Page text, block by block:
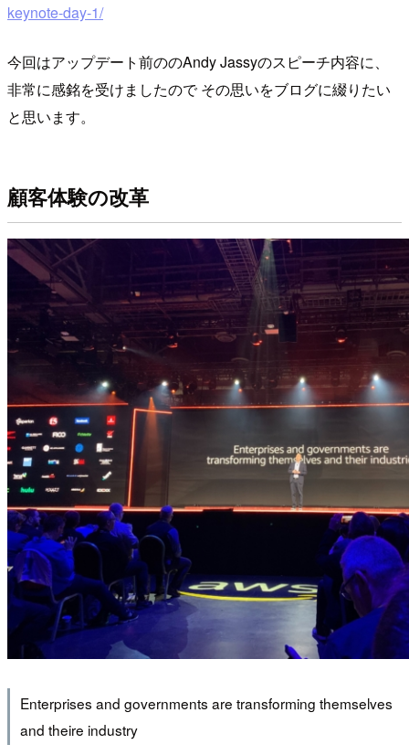
keynote-day-1/
今回はアップデート前ののAndy Jassyのスピーチ内容に、
非常に感銘を受けましたので その思いをブログに綴りたい
と思います。
顧客体験の改革
Enterprises and governments are transforming themselves
and theire industry